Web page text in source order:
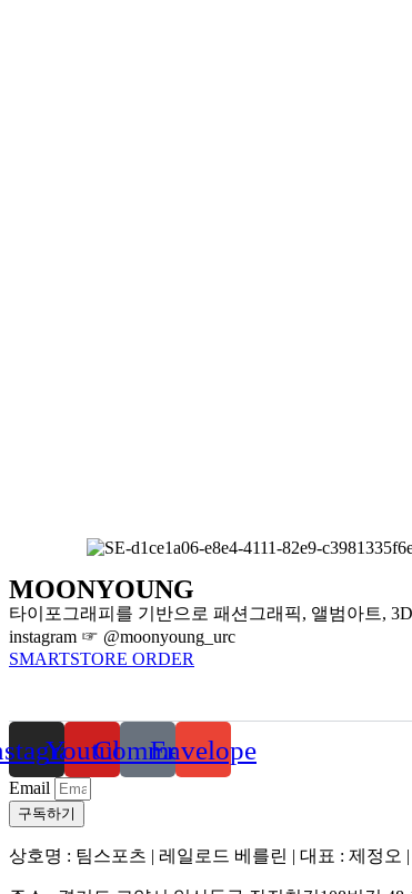
MOONYOUNG
타이포그래피를 기반으로 패션그래픽, 앨범아트,
instagram ☞ @moonyoung_urc
SMARTSTORE ORDER
YoutubeCommentEnvelope
Email
구독하기
상호명 : 팀스포츠 | 레일로드 베를린 | 대표 : 제정오